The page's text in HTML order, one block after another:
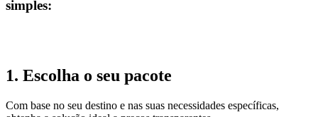
simples:
1. Escolha o seu pacote
Com base no seu destino e nas suas necessidades específicas,